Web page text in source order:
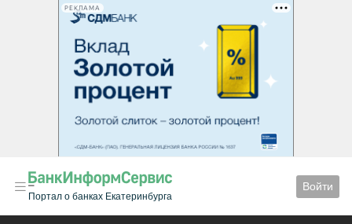
РЕКЛАМА
Портал о банках Екатеринбурга
Войти